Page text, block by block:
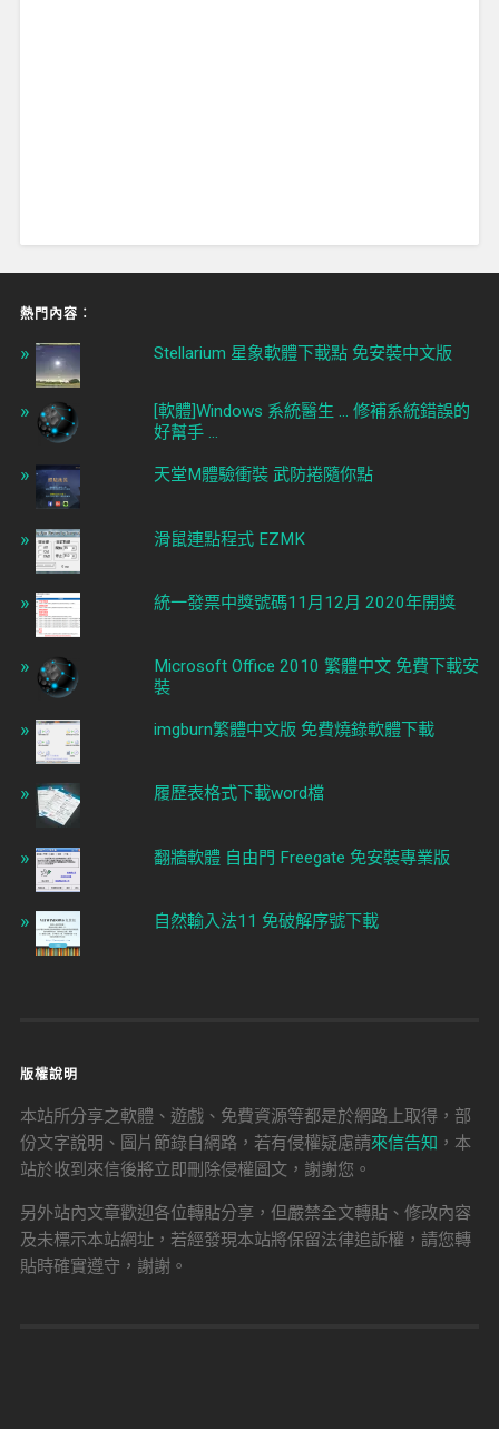
熱門內容︰
Stellarium 星象軟體下載點 免安裝中文版
[軟體]Windows 系統醫生 ... 修補系統錯誤的
好幫手 ...
天堂M體驗衝裝 武防捲隨你點
滑鼠連點程式 EZMK
統一發票中獎號碼11月12月 2020年開獎
Microsoft Office 2010 繁體中文 免費下載安
裝
imgburn繁體中文版 免費燒錄軟體下載
履歷表格式下載word檔
翻牆軟體 自由門 Freegate 免安裝專業版
自然輸入法11 免破解序號下載
版權說明
本站所分享之軟體、遊戲、免費資源等都是於網路上取得，部
份文字說明、圖片節錄自網路，若有侵權疑慮請來信告知 ，本
站於收到來信後將立即刪除侵權圖文，謝謝您。
另外站內文章歡迎各位轉貼分享，但嚴禁全文轉貼、修改內容
及未標示本站網址，若經發現本站將保留法律追訴權，請您轉
貼時確實遵守，謝謝。